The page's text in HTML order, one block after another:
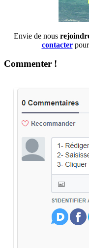
Envie de nous
contacterpour
Commenter !